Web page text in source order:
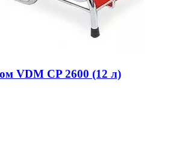
VDM CP 2600 (12 л)